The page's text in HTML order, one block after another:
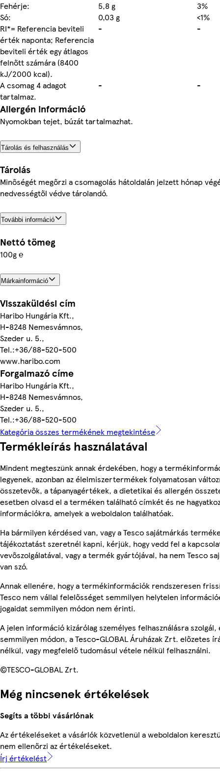
Fehérje:
5,8 g
3%
Só:
0,03 g
<1%
RI*= Referencia beviteli
érték naponta; Referencia
beviteli érték egy átlagos
felnőtt számára (8400
kJ/2000 kcal).
- -
A csomag 4 adagot
tartalmaz.
- -
Allergén információ
Nyomokban tejet, búzát tartalmazhat.
Tárolás és felhasználás
Tárolás
Minőségét megőrzi a csomagolás hátoldalán jelzett hónap
nedvességtől védve tárolandó.
További információ
Nettó tömeg
100g ℮
Márkainformáció
Visszaküldési cím
Haribo Hungária Kft.,
H-8248 Nemesvámnos,
Szeder u. 5.,
Tel.:+36/88-520-500
www.haribo.com
Forgalmazó címe
Haribo Hungária Kft.,
H-8248 Nemesvámnos,
Szeder u. 5.,
Tel.:+36/88-520-500
Kategória összes termékének megtekintése
Termékleírás használatával
Mindent megteszünk annak érdekében, hogy a
legyenek, azonban az élelmiszertermékek folyamatosan
összetevők, a tápanyagértékek, a dietetikai és allergén
esetben olvasd el a terméken található címkét és ne
információkra, amelyek a weboldalon találhatóak.
Ha bármilyen kérdésed van, vagy a Tesco sajátmárkás
tájékoztatást szeretnél kapni, kérjük, hogy vedd fel a
vevőszolgálatával, vagy a termék gyártójával, ha nem Tesco
van szó.
Annak ellenére, hogy a termékinformációk rendszeresen
Tesco nem vállal felelősséget semmilyen helytelen
jogaidat semmilyen módon nem érinti.
A jelen információ kizárólag személyes felhasználásra
semmilyen módon, a Tesco-GLOBAL Áruházak Zrt. előzetes
nélkül, vagy megfelelő tudomásul vétele nélkül felhasználni.
©TESCO-GLOBAL Zrt.
Még nincsenek értékelések
Segíts a többi vásárlónak
Az értékeléseket a vásárlók közvetlenül a weboldalon
nem ellenőrzi az értékeléseket.
Írj értékelést